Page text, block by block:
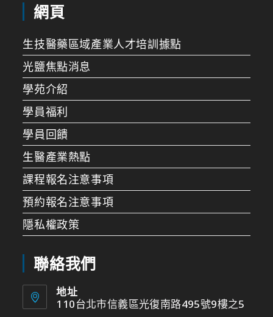
網頁
生技醫藥區域產業人才培訓據點
光鹽焦點消息
學苑介紹
學員福利
學員回饋
生醫產業熱點
課程報名注意事項
預約報名注意事項
隱私權政策
聯絡我們
地址
110台北市信義區光復南路495號9樓之5